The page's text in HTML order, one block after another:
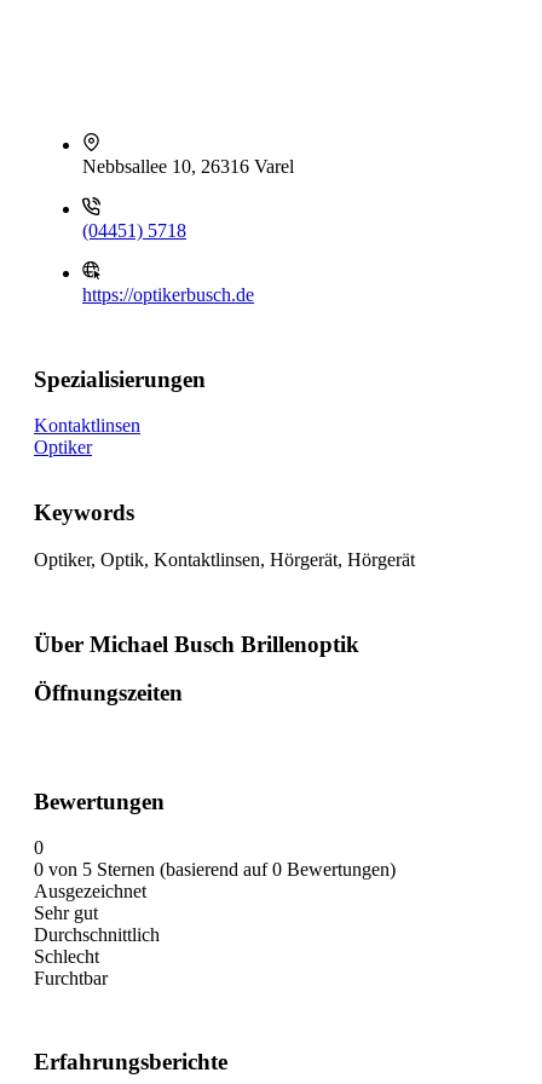
Nebbsallee 10, 26316 Varel
(04451) 5718
https://optikerbusch.de
Spezialisierungen
Kontaktlinsen
Optiker
Keywords
Optiker, Optik, Kontaktlinsen, Hörgerät, Hörgerät
Über Michael Busch Brillenoptik
Öffnungszeiten
Bewertungen
0
0 von 5 Sternen (basierend auf 0 Bewertungen)
Ausgezeichnet
Sehr gut
Durchschnittlich
Schlecht
Furchtbar
Erfahrungsberichte